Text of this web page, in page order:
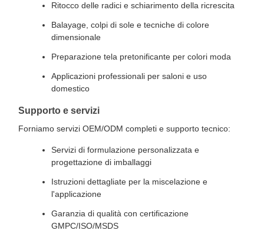
Ritocco delle radici e schiarimento della ricrescita
Balayage, colpi di sole e tecniche di colore
dimensionale
Preparazione tela pretonificante per colori moda
Applicazioni professionali per saloni e uso
domestico
Supporto e servizi
Forniamo servizi OEM/ODM completi e supporto tecnico:
Servizi di formulazione personalizzata e
progettazione di imballaggi
Istruzioni dettagliate per la miscelazione e
l'applicazione
Garanzia di qualità con certificazione
GMPC/ISO/MSDS